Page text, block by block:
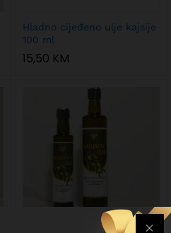
Hladno cijeđeno ulje kajsije
100 ml
15,50 KM